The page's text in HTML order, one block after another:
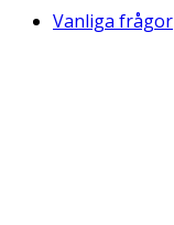
Vanliga frågor